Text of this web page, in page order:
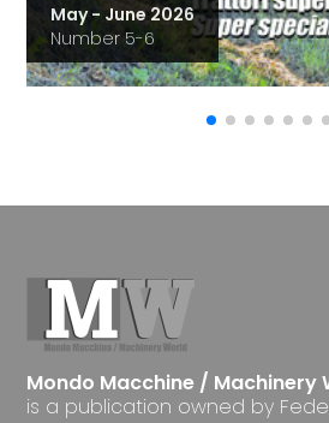
May - June 2026
Number 5-6
Mondo Macchine / Machinery
is a publication owned by